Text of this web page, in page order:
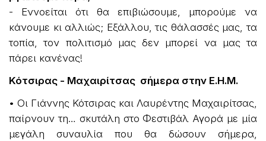
- Εννοείται ότι θα επιβιώσουμε, μπορούμε να
κάνουμε κι αλλιώς; Εξάλλου, τις θάλασσές μας, τα
τοπία, τον πολιτισμό μας δεν μπορεί να μας τα
πάρει κανένας!
Κότσιρας - Μαχαιρίτσας σήμερα στην Ε.Η.Μ.
• Οι Γιάννης Κότσιρας και Λαυρέντης Μαχαιρίτσας,
παίρνουν τη… σκυτάλη στο Φεστιβάλ Αγορά με μία
μεγάλη συναυλία που θα δώσουν σήμερα,